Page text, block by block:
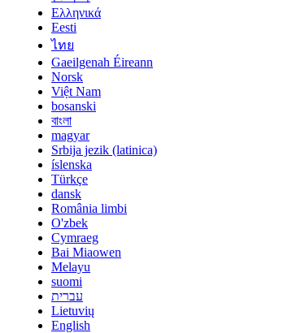
Ελληνικά
Eesti
ไทย
Gaeilgenah Éireann
Norsk
Việt Nam
bosanski
বাংলা
magyar
Srbija jezik (latinica)
íslenska
Türkçe
dansk
România limbi
O'zbek
Cymraeg
Bai Miaowen
Melayu
suomi
עברית
Lietuvių
English